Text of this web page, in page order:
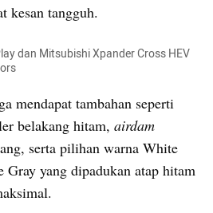
kesan tangguh.
dan Mitsubishi Xpander Cross HEV
mendapat tambahan seperti
belakang hitam, airdam
serta pilihan warna White
Gray yang dipadukan atap hitam